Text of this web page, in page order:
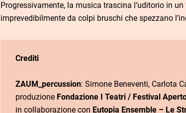
Progressivamente, la musica trascina l’uditorio in
imprevedibilmente da colpi bruschi che spezzano
Crediti
ZAUM_percussion: Simone Beneventi, Carlota
produzione Fondazione I Teatri / Festival
in collaborazione con Eutopia Ensemble – Le